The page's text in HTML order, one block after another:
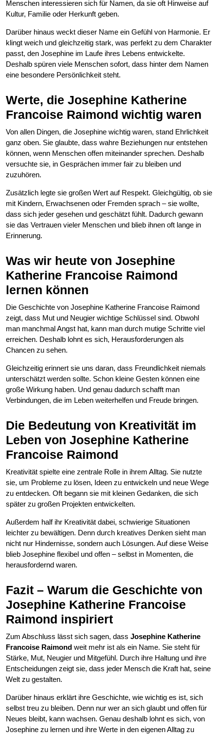
Menschen interessieren sich für Namen, da sie oft Hinweise auf
Kultur, Familie oder Herkunft geben.
Darüber hinaus weckt dieser Name ein Gefühl von Harmonie. Er
klingt weich und gleichzeitig stark, was perfekt zu dem Charakter
passt, den Josephine im Laufe ihres Lebens entwickelte.
Deshalb spüren viele Menschen sofort, dass hinter dem Namen
eine besondere Persönlichkeit steht.
Werte, die Josephine Katherine
Francoise Raimond wichtig waren
Von allen Dingen, die Josephine wichtig waren, stand Ehrlichkeit
ganz oben. Sie glaubte, dass wahre Beziehungen nur entstehen
können, wenn Menschen offen miteinander sprechen. Deshalb
versuchte sie, in Gesprächen immer fair zu bleiben und
zuzuhören.
Zusätzlich legte sie großen Wert auf Respekt. Gleichgültig, ob sie
mit Kindern, Erwachsenen oder Fremden sprach – sie wollte,
dass sich jeder gesehen und geschätzt fühlt. Dadurch gewann
sie das Vertrauen vieler Menschen und blieb ihnen oft lange in
Erinnerung.
Was wir heute von Josephine
Katherine Francoise Raimond
lernen können
Die Geschichte von Josephine Katherine Francoise Raimond
zeigt, dass Mut und Neugier wichtige Schlüssel sind. Obwohl
man manchmal Angst hat, kann man durch mutige Schritte viel
erreichen. Deshalb lohnt es sich, Herausforderungen als
Chancen zu sehen.
Gleichzeitig erinnert sie uns daran, dass Freundlichkeit niemals
unterschätzt werden sollte. Schon kleine Gesten können eine
große Wirkung haben. Und genau dadurch schafft man
Verbindungen, die im Leben weiterhelfen und Freude bringen.
Die Bedeutung von Kreativität im
Leben von Josephine Katherine
Francoise Raimond
Kreativität spielte eine zentrale Rolle in ihrem Alltag. Sie nutzte
sie, um Probleme zu lösen, Ideen zu entwickeln und neue Wege
zu entdecken. Oft begann sie mit kleinen Gedanken, die sich
später zu großen Projekten entwickelten.
Außerdem half ihr Kreativität dabei, schwierige Situationen
leichter zu bewältigen. Denn durch kreatives Denken sieht man
nicht nur Hindernisse, sondern auch Lösungen. Auf diese Weise
blieb Josephine flexibel und offen – selbst in Momenten, die
herausfordernd waren.
Fazit – Warum die Geschichte von
Josephine Katherine Francoise
Raimond inspiriert
Zum Abschluss lässt sich sagen, dass Josephine Katherine
Francoise Raimond weit mehr ist als ein Name. Sie steht für
Stärke, Mut, Neugier und Mitgefühl. Durch ihre Haltung und ihre
Entscheidungen zeigt sie, dass jeder Mensch die Kraft hat, seine
Welt zu gestalten.
Darüber hinaus erklärt ihre Geschichte, wie wichtig es ist, sich
selbst treu zu bleiben. Denn nur wer an sich glaubt und offen für
Neues bleibt, kann wachsen. Genau deshalb lohnt es sich, von
Josephine zu lernen und ihre Werte in den eigenen Alltag zu